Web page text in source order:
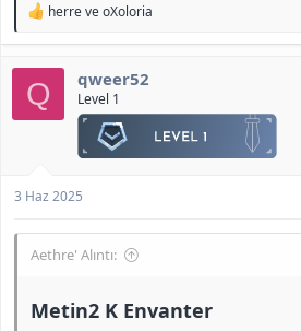
T
p
l
herreveoXoloria
Q qweer52
Level 1
3 Haz 2025
Aethre' Alıntı:
Metin2 K Envanter​